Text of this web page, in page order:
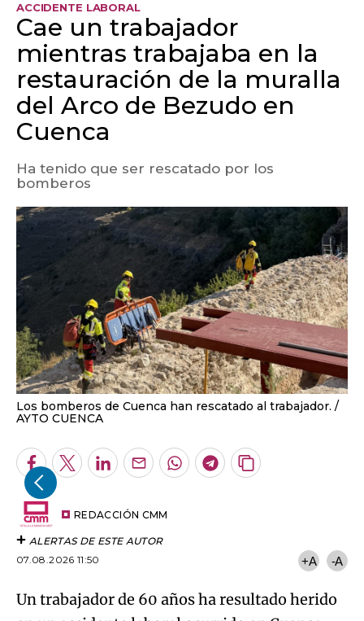
ACCIDENTE LABORAL
Cae un trabajador
mientras trabajaba en la
restauración de la muralla
del Arco de Bezudo en
Cuenca
Ha tenido que ser rescatado por los
bomberos
Los bomberos de Cuenca han rescatado al trabajador.
AYTO CUENCA
Facebook
TwitterLinkedInEnviarWhatsapp
Telegram
Copiar
REDACCIÓN CMM
ALERTAS DE ESTE AUTOR
07.08.2026 11:50
+A -A
Un trabajador de 60 años ha resultado herido